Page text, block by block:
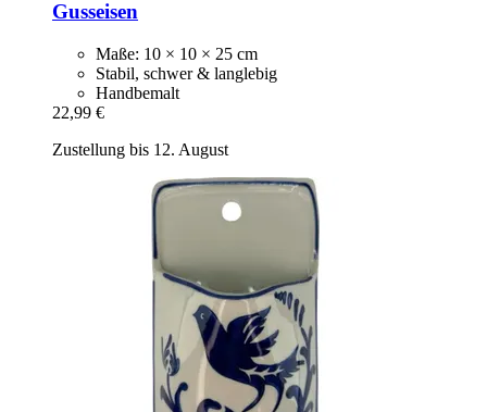
Gusseisen
Maße: 10 × 10 × 25 cm
Stabil, schwer & langlebig
Handbemalt
22,99 €
Zustellung bis 12. August